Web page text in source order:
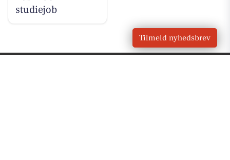
studiejob
Tilmeld nyhedsbrev